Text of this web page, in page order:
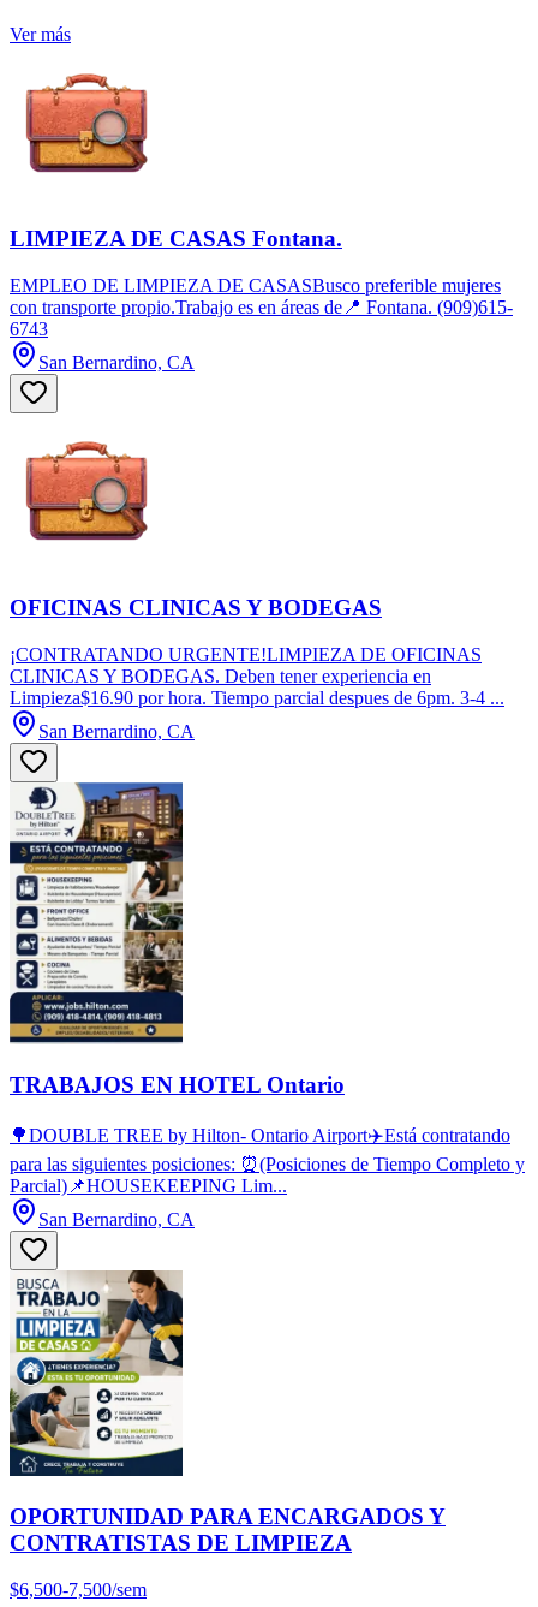
Ver más
LIMPIEZA DE CASAS Fontana.
EMPLEO DE LIMPIEZA DE CASASBusco preferible mujeres
con transporte propio.Trabajo es en áreas de📍 Fontana. (909)615-
6743
San Bernardino, CA
OFICINAS CLINICAS Y BODEGAS
¡CONTRATANDO URGENTE!LIMPIEZA DE OFICINAS
CLINICAS Y BODEGAS. Deben tener experiencia en
Limpieza$16.90 por hora. Tiempo parcial despues de 6pm. 3-4 ...
San Bernardino, CA
TRABAJOS EN HOTEL Ontario
🌳DOUBLE TREE by Hilton- Ontario Airport✈️Está contratando
para las siguientes posiciones: ⏰(Posiciones de Tiempo Completo y
Parcial)📌HOUSEKEEPING Lim...
San Bernardino, CA
OPORTUNIDAD PARA ENCARGADOS Y
CONTRATISTAS DE LIMPIEZA
$6,500-7,500/sem